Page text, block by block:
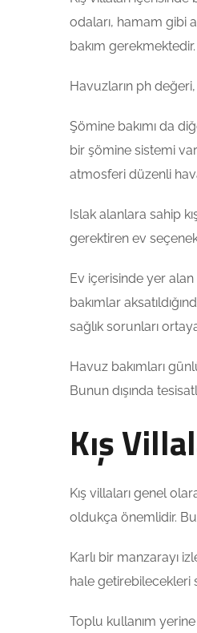
odaları, hamam gibi
bakım
Havuzların ph değeri,
Şömine bakımı da
bir şömine sistemi
atmosferi düzenli
Islak alanlara sahip
gerektiren ev
Ev içerisinde yer
bakımlar
sağlık sorunları
Havuz bakımları
Bunun dışında
Kış
Kış villaları genel
oldukça önemlidir. Bu
Karlı bir manzarayı
hale getirebilecekleri
Toplu kullanım